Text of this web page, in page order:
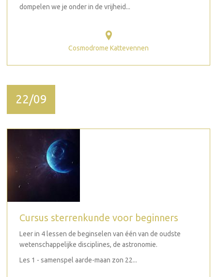
dompelen we je onder in de vrijheid...
Cosmodrome Kattevennen
22/09
Cursus sterrenkunde voor beginners
Leer in 4 lessen de beginselen van één van de oudste
wetenschappelijke disciplines, de astronomie.
Les 1 - samenspel aarde-maan zon 22...